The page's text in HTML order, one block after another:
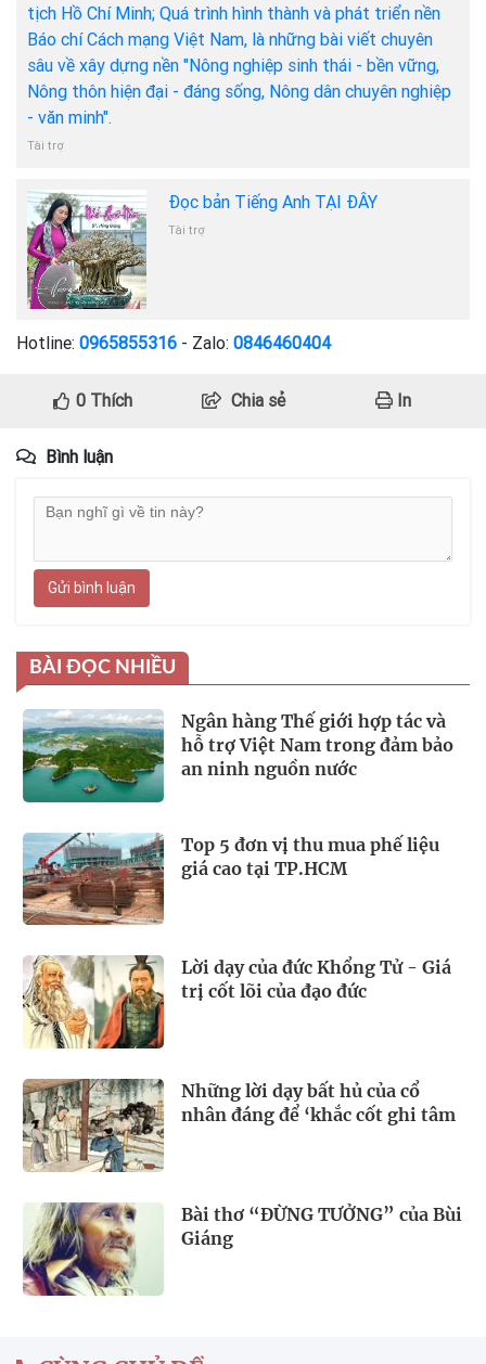
tịch Hồ Chí Minh; Quá trình hình thành và phát triển nền
Báo chí Cách mạng Việt Nam, là những bài viết chuyên
sâu về xây dựng nền "Nông nghiệp sinh thái - bền vững,
Nông thôn hiện đại - đáng sống, Nông dân chuyên nghiệp
- văn minh".
Tài trợ
Đọc bản Tiếng Anh TẠI ĐÂY
Tài trợ
Hotline: 0965855316 - Zalo: 0846460404
0Thích Chia sẻ In
Bình luận
Gửi bình luận
BÀI ĐỌC NHIỀU
Ngân hàng Thế giới hợp tác và
hỗ trợ Việt Nam trong đảm bảo
an ninh nguồn nước
Top 5 đơn vị thu mua phế liệu
giá cao tại TP.HCM
Lời dạy của đức Khổng Tử - Giá
trị cốt lõi của đạo đức
Những lời dạy bất hủ của cổ
nhân đáng để ‘khắc cốt ghi tâm
Bài thơ “ĐỪNG TƯỞNG” của Bùi
Giáng